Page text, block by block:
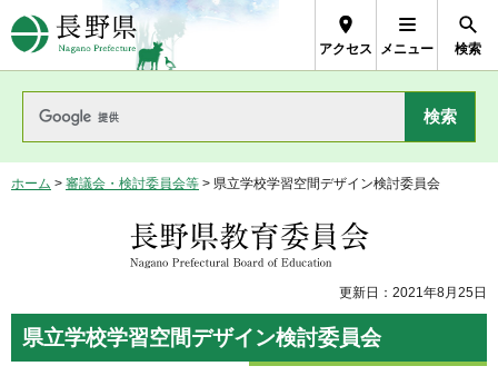
長野県Nagano Prefecture
アクセス メニュー 検索
ホーム > 審議会・検討委員会等 > 県立学校学習空間デザイン検討委員会
長野県教育委員会
更新日：2021年8月25日
県立学校学習空間デザイン検討委員会